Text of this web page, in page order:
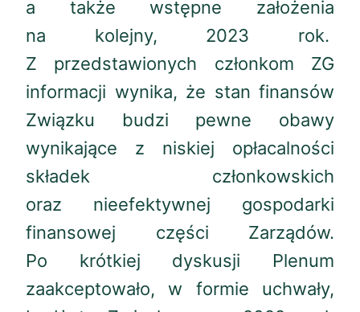
a także wstępne założenia
na kolejny, 2023 rok.
Z przedstawionych członkom ZG
informacji wynika, że stan finansów
Związku budzi pewne obawy
wynikające z niskiej opłacalności
składek członkowskich
oraz nieefektywnej gospodarki
finansowej części Zarządów.
Po krótkiej dyskusji Plenum
zaakceptowało, w formie uchwały,